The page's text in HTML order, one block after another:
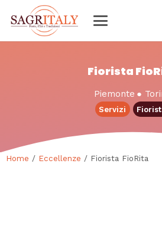
Fiorista
Piemonte ●
Servizi
Home / Eccellenze / Fiorista FioRita